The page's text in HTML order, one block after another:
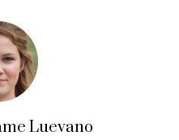
Luevano